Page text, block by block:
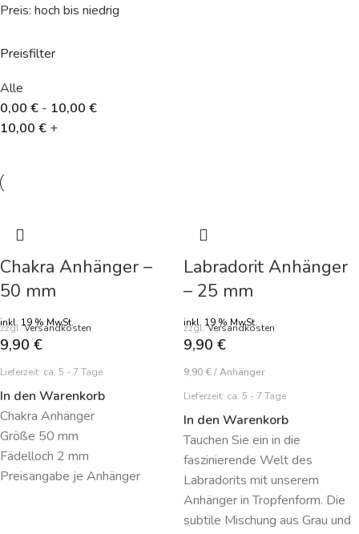
Preis: hoch bis niedrig
Preisfilter
Alle
0,00 € - 10,00 €
10,00 € +
Chakra Anhänger –
50 mm
inkl. 19 % MwSt.
zzgl.Versandkosten
9,90 €
Lieferzeit: ca. 5 - 7 Tage
In den Warenkorb
Chakra Anhänger
Größe 50 mm
Fädelloch 2 mm
Preisangabe je Anhänger
Labradorit Anhänger
– 25 mm
inkl. 19 % MwSt.
zzgl.Versandkosten
9,90 €
9,90 € /Anhänger
Lieferzeit: ca. 5 - 7 Tage
In den Warenkorb
Tauchen Sie ein in die
faszinierende Welt des
Labradorits mit unserem
Anhänger in Tropfenform. Die
subtile Mischung aus Grau und